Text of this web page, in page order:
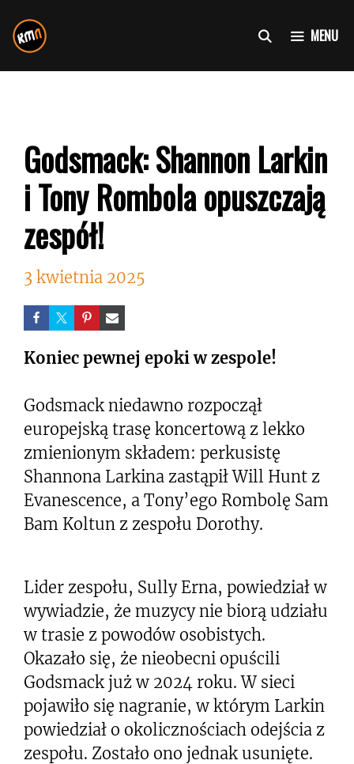
do
treści
MENU
Godsmack: Shannon Larkin
i Tony Rombola opuszczają
zespół!
3 kwietnia 2025
Koniec pewnej epoki w zespole!
Godsmack niedawno rozpoczął
europejską trasę koncertową z lekko
zmienionym składem: perkusistę
Shannona Larkina zastąpił Will Hunt z
Evanescence, a Tony’ego Rombolę Sam
Bam Koltun z zespołu Dorothy.
Lider zespołu, Sully Erna, powiedział w
wywiadzie, że muzycy nie biorą udziału
w trasie z powodów osobistych.
Okazało się, że nieobecni opuścili
Godsmack już w 2024 roku. W sieci
pojawiło się nagranie, w którym Larkin
powiedział o okolicznościach odejścia z
zespołu. Zostało ono jednak usunięte.